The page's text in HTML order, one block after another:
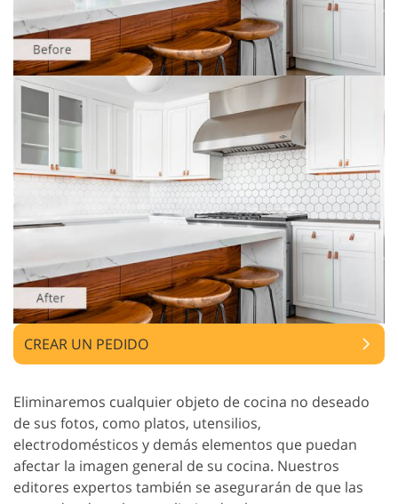
CREAR UN PEDIDO
Eliminaremos cualquier objeto de cocina no deseado
de sus fotos, como platos, utensilios,
electrodomésticos y demás elementos que puedan
afectar la imagen general de su cocina. Nuestros
editores expertos también se asegurarán de que las